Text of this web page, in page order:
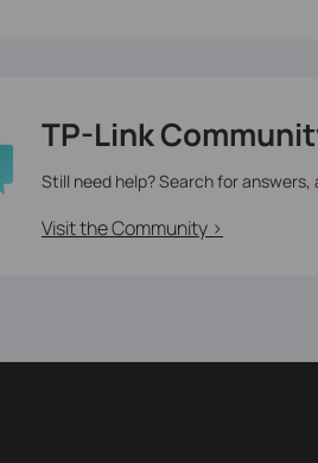
TP-Link
Still need help? Search for
Visit the Community >